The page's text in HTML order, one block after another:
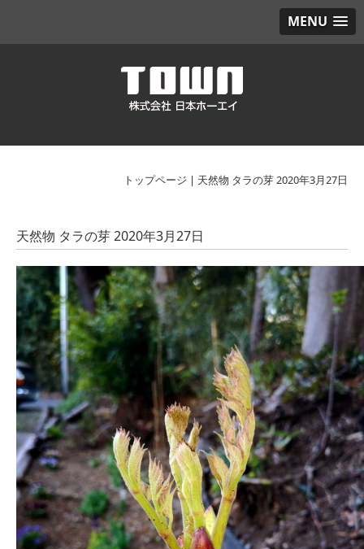
MENU
トップページ | 天然物 タラの芽 2020年3月27日
天然物 タラの芽 2020年3月27日